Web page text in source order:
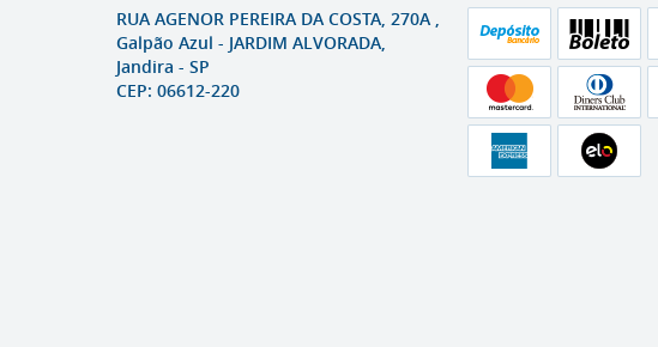
RUA AGENOR PEREIRA DA COSTA, 270A ,
Galpão Azul - JARDIM ALVORADA,
Jandira - SP
CEP: 06612-220